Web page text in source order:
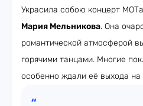
Украсила собою концерт
Мария Мельникова. Она
романтической атмосферой
горячими танцами. Многие
особенно ждали её выхода на